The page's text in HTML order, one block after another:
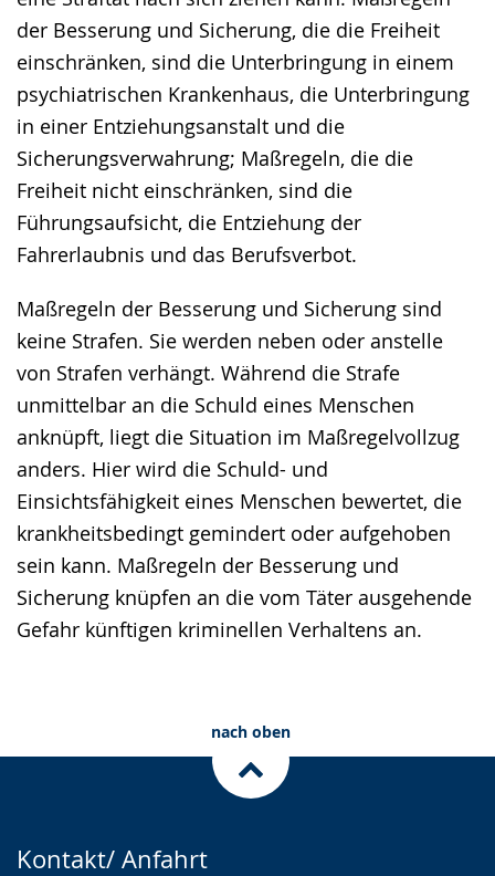
der Besserung und Sicherung, die die Freiheit
einschränken, sind die Unterbringung in einem
psychiatrischen Krankenhaus, die Unterbringung
in einer Entziehungsanstalt und die
Sicherungsverwahrung; Maßregeln, die die
Freiheit nicht einschränken, sind die
Führungsaufsicht, die Entziehung der
Fahrerlaubnis und das Berufsverbot.
Maßregeln der Besserung und Sicherung sind
keine Strafen. Sie werden neben oder anstelle
von Strafen verhängt. Während die Strafe
unmittelbar an die Schuld eines Menschen
anknüpft, liegt die Situation im Maßregelvollzug
anders. Hier wird die Schuld- und
Einsichtsfähigkeit eines Menschen bewertet, die
krankheitsbedingt gemindert oder aufgehoben
sein kann. Maßregeln der Besserung und
Sicherung knüpfen an die vom Täter ausgehende
Gefahr künftigen kriminellen Verhaltens an.
nach oben
Kontakt/ Anfahrt